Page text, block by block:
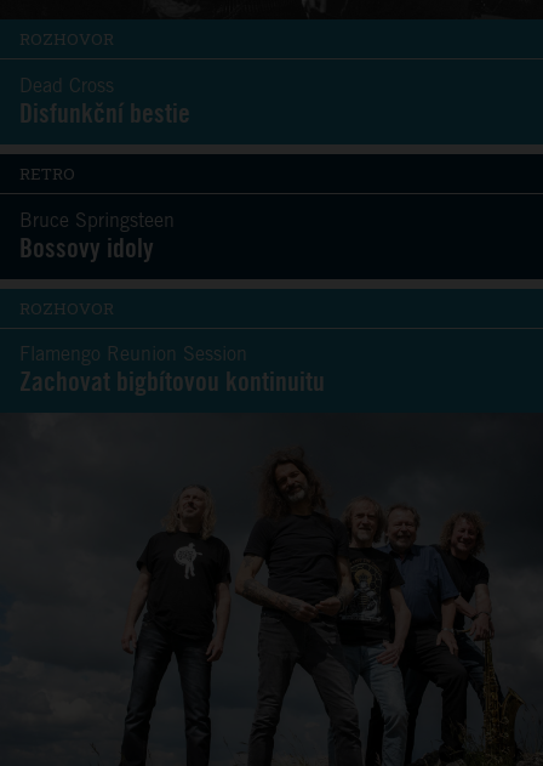
ROZHOVOR
Dead Cross
Disfunkční bestie
RETRO
Bruce Springsteen
Bossovy idoly
ROZHOVOR
Flamengo Reunion Session
Zachovat bigbítovou kontinuitu